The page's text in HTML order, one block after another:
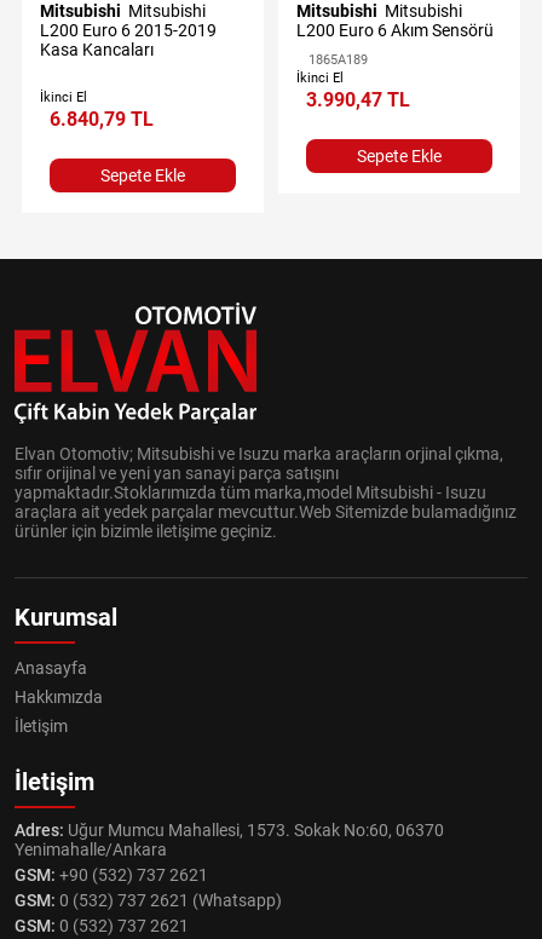
Mitsubishi
L200 Euro 6 2015-2019
Kasa Kancaları
İkinci El
6.840,79 TL
Sepete Ekle
Mitsubishi
L200 Euro 6 Akım Sensörü
1865A189
İkinci El
3.990,47 TL
Sepete Ekle
Elvan Otomotiv; Mitsubishi ve Isuzu marka araçların orjinal çıkma,
sıfır orijinal ve yeni yan sanayi parça satışını
yapmaktadır.Stoklarımızda tüm marka,model Mitsubishi - Isuzu
araçlara ait yedek parçalar mevcuttur.Web Sitemizde bulamadığınız
ürünler için bizimle iletişime geçiniz.
Kurumsal
Anasayfa
Hakkımızda
İletişim
İletişim
Adres: Uğur Mumcu Mahallesi, 1573. Sokak No:60, 06370
Yenimahalle/Ankara
GSM: +90 (532) 737 2621
GSM: 0 (532) 737 2621 (Whatsapp)
GSM: 0 (532) 737 2621